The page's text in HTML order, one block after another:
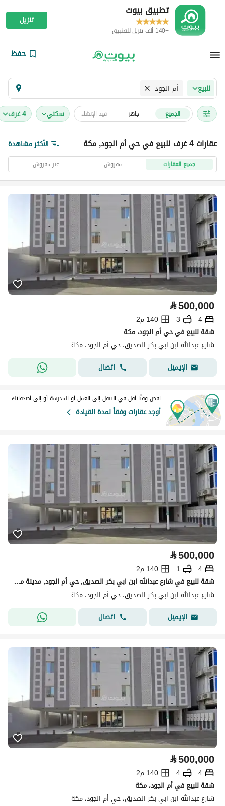
تطبيق بيوت
+140 ألف تنزيل للتطبيق
تنزيل
حفظ
للبيع أم الجود
الجميع جاهز قيد الإنشاء سكني 4 غرف
عقارات 4 غرف للبيع في حي أم الجود, مكة الأكثر مشاهدة
جميع العقارات مفروش غير مفروش
⃁500,000
4
3
140 م2
شقة للبيع في حي أم الجود، مكة
شارع عبدالله ابن ابي بكر الصديق، حي أم الجود، مكة
الإيميل
اتصال
اقض وقتًا أقل في التنقل إلى العمل أو المدرسة أو إلى أصدقائك
أوجد عقارات وفقاً لمدة القيادة
⃁500,000
4
1
140 م2
شقة للبيع في شارع عبدالله ابن ابي بكر الصديق, حي أم الجود, مدينة مكة المكرمة
شارع عبدالله ابن ابي بكر الصديق، حي أم الجود، مكة
الإيميل
اتصال
⃁500,000
4
4
140 م2
شقة للبيع في أم الجود، مكة
شارع عبدالله ابن ابي بكر الصديق، حي أم الجود، مكة